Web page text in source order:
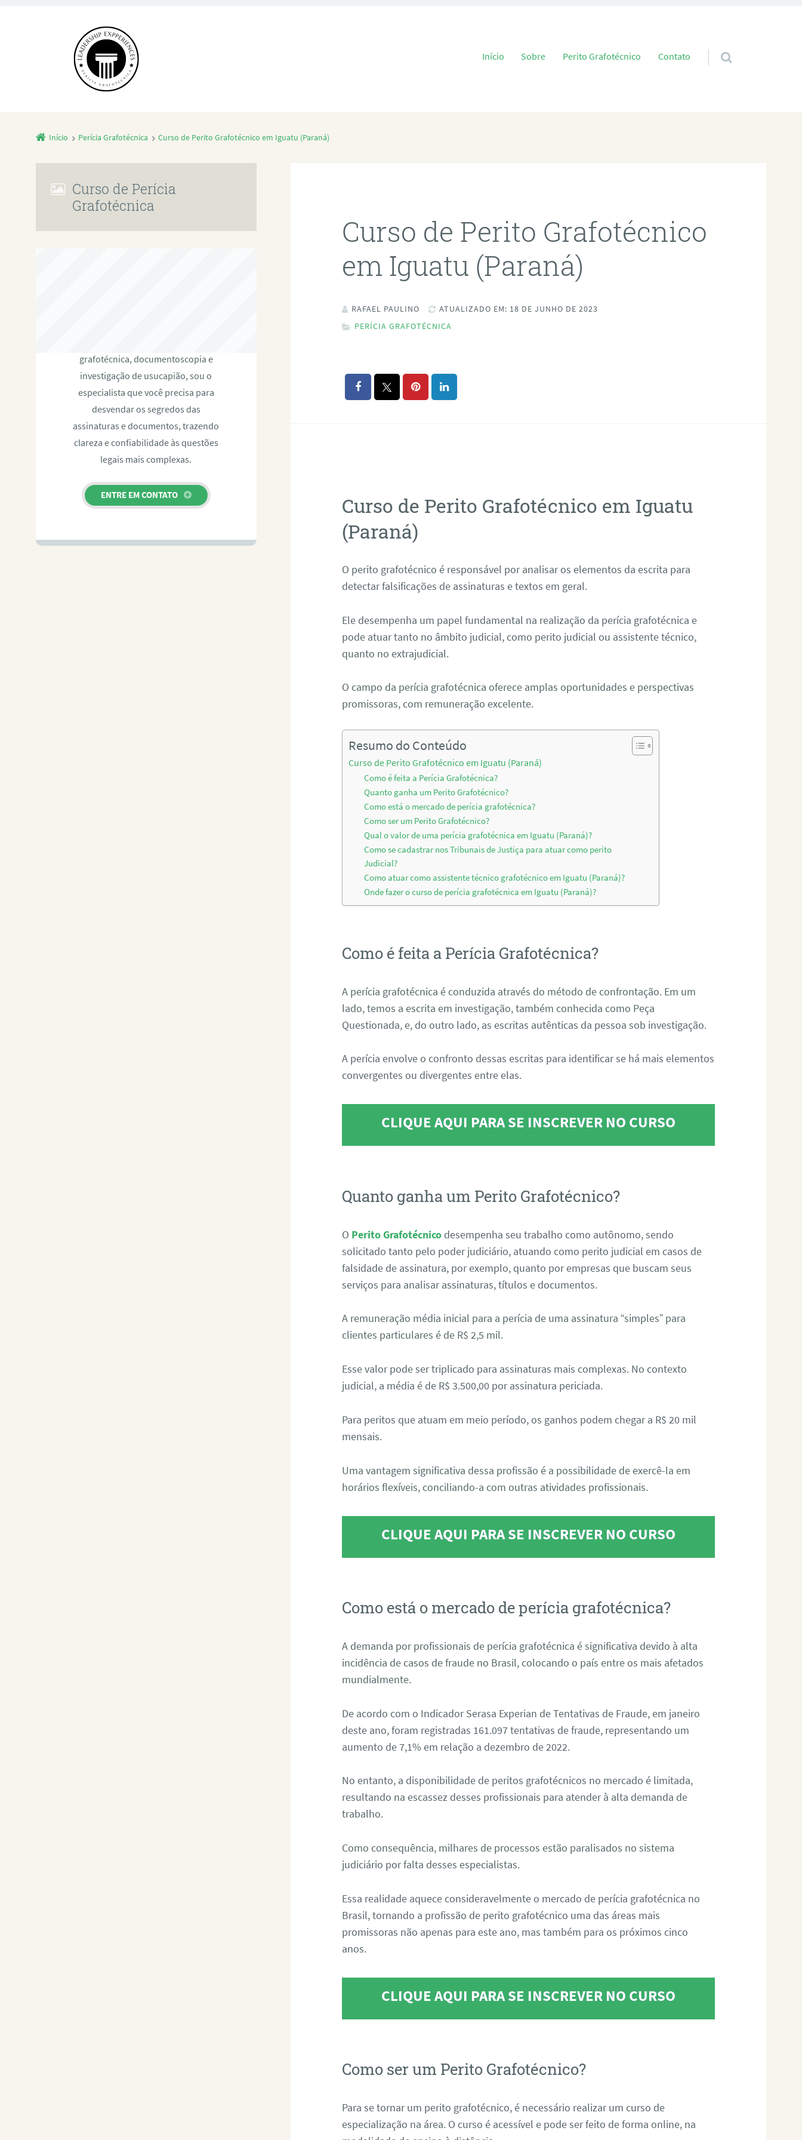
Pular para o conteúdo
Início Sobre Perito Grafotécnico Contato
Início Perícia Grafotécnica Curso de Perito Grafotécnico em Iguatu (Paraná)
Curso de Perito Grafotécnico
em Iguatu (Paraná)
RAFAEL PAULINO
ATUALIZADO EM: 18 DE JUNHO DE 2023
PERÍCIA GRAFOTÉCNICA
Curso de Perito Grafotécnico em Iguatu
(Paraná)
O perito grafotécnico é responsável por analisar os elementos da escrita para
detectar falsificações de assinaturas e textos em geral.
Ele desempenha um papel fundamental na realização da perícia grafotécnica e
pode atuar tanto no âmbito judicial, como perito judicial ou assistente técnico,
quanto no extrajudicial.
O campo da perícia grafotécnica oferece amplas oportunidades e perspectivas
promissoras, com remuneração excelente.
Resumo do Conteúdo
Curso de Perito Grafotécnico em Iguatu (Paraná)
Como é feita a Perícia Grafotécnica?
Quanto ganha um Perito Grafotécnico?
Como está o mercado de perícia grafotécnica?
Como ser um Perito Grafotécnico?
Qual o valor de uma perícia grafotécnica em Iguatu (Paraná)?
Como se cadastrar nos Tribunais de Justiça para atuar como perito
Judicial?
Como atuar como assistente técnico grafotécnico em Iguatu (Paraná)?
Onde fazer o curso de perícia grafotécnica em Iguatu (Paraná)?
Como é feita a Perícia Grafotécnica?
A perícia grafotécnica é conduzida através do método de confrontação. Em um
lado, temos a escrita em investigação, também conhecida como Peça
Questionada, e, do outro lado, as escritas autênticas da pessoa sob investigação.
A perícia envolve o confronto dessas escritas para identificar se há mais elementos
convergentes ou divergentes entre elas.
CLIQUE AQUI PARA SE INSCREVER NO CURSO
Quanto ganha um Perito Grafotécnico?
O Perito Grafotécnico desempenha seu trabalho como autônomo, sendo
solicitado tanto pelo poder judiciário, atuando como perito judicial em casos de
falsidade de assinatura, por exemplo, quanto por empresas que buscam seus
serviços para analisar assinaturas, títulos e documentos.
A remuneração média inicial para a perícia de uma assinatura “simples” para
clientes particulares é de R$ 2,5 mil.
Esse valor pode ser triplicado para assinaturas mais complexas. No contexto
judicial, a média é de R$ 3.500,00 por assinatura periciada.
Para peritos que atuam em meio período, os ganhos podem chegar a R$ 20 mil
mensais.
Uma vantagem significativa dessa profissão é a possibilidade de exercê-la em
horários flexíveis, conciliando-a com outras atividades profissionais.
CLIQUE AQUI PARA SE INSCREVER NO CURSO
Como está o mercado de perícia grafotécnica?
A demanda por profissionais de perícia grafotécnica é significativa devido à alta
incidência de casos de fraude no Brasil, colocando o país entre os mais afetados
mundialmente.
De acordo com o Indicador Serasa Experian de Tentativas de Fraude, em janeiro
deste ano, foram registradas 161.097 tentativas de fraude, representando um
aumento de 7,1% em relação a dezembro de 2022.
No entanto, a disponibilidade de peritos grafotécnicos no mercado é limitada,
resultando na escassez desses profissionais para atender à alta demanda de
trabalho.
Como consequência, milhares de processos estão paralisados no sistema
judiciário por falta desses especialistas.
Essa realidade aquece consideravelmente o mercado de perícia grafotécnica no
Brasil, tornando a profissão de perito grafotécnico uma das áreas mais
promissoras não apenas para este ano, mas também para os próximos cinco
anos.
CLIQUE AQUI PARA SE INSCREVER NO CURSO
Como ser um Perito Grafotécnico?
Para se tornar um perito grafotécnico, é necessário realizar um curso de
especialização na área. O curso é acessível e pode ser feito de forma online, na
Curso de Perícia
Grafotécnica
grafotécnica, documentoscopia e
investigação de usucapião, sou o
especialista que você precisa para
desvendar os segredos das
assinaturas e documentos, trazendo
clareza e confiabilidade às questões
legais mais complexas.
ENTRE EM CONTATO